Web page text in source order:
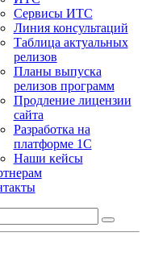
Сервисы ИТС
Линия консультаций
Таблица актуальных
релизов
Планы выпуска
релизов программ
Продление лицензии
сайта
Разработка на
платформе 1С
Наши кейсы